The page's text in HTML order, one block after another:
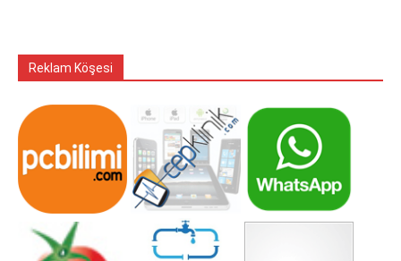
Reklam Köşesi